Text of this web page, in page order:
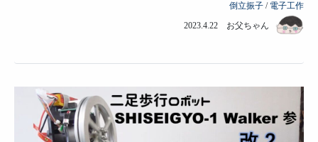
倒立振子 / 電子工作
2023.4.22 お父ちゃん